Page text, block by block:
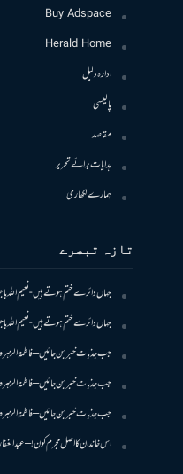
Buy Adspace
Herald Home
ادارہ دلیل
پالیسی
مقاصد
ہدایات برائے تحریر
ہمارے لکھاری
تازہ تبصرے
جہاں دائرے ختم ہوتے ہیں- نعیم اللہ
جہاں دائرے ختم ہوتے ہیں- نعیم اللہ
جب جذبات خبر بن جائیں –
جب جذبات خبر بن جائیں –
جب جذبات خبر بن جائیں –
اس خاندان کا اصل مجرم کون! –